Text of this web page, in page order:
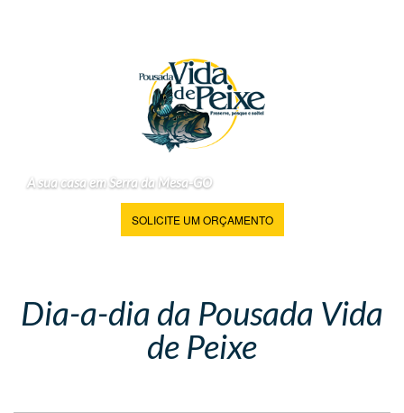
A sua casa em Serra da Mesa-GO
SOLICITE UM ORÇAMENTO
Dia-a-dia da Pousada Vida
de Peixe